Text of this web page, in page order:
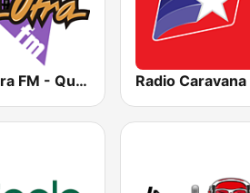
La Otra FM - Quito Radio Caravana